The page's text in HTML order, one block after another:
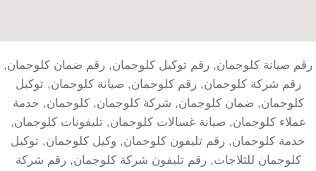
رقم صيانة كلوجمان, رقم توكيل كلوجمان, رقم ضمان كلوجمان,
رقم شركة كلوجمان, رقم كلوجمان, صيانة كلوجمان, توكيل
كلوجمان, ضمان كلوجمان, شركة كلوجمان, كلوجمان, خدمة
عملاء كلوجمان, صيانة غسالات كلوجمان, تليفونات كلوجمان,
خدمة كلوجمان, رقم تليفون كلوجمان, وكيل كلوجمان, توكيل
كلوجمان للثلاجات, رقم تليفون شركة كلوجمان, رقم شركة